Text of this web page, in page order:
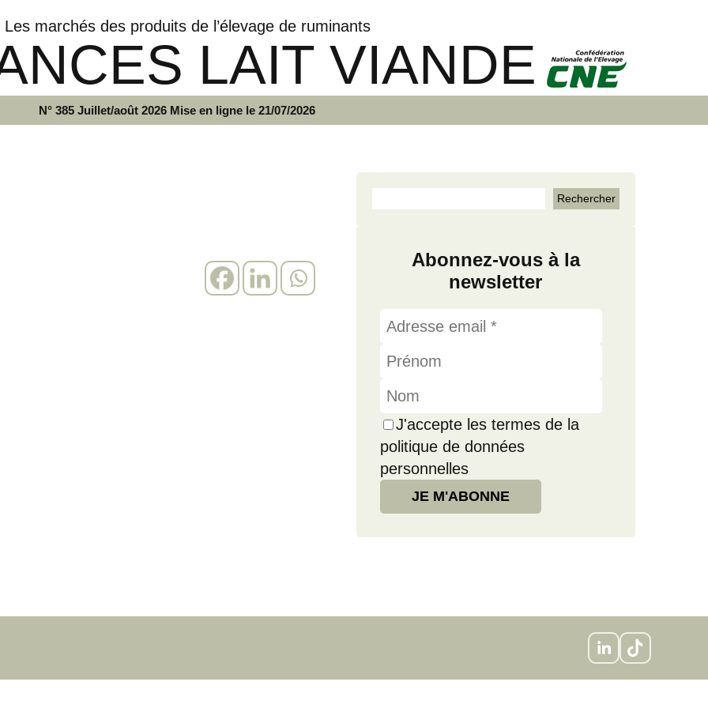
Les marchés des produits de l’élevage de ruminants
LAIT VIANDE
N° 385 Juillet/août 2026 Mise en ligne le 21/07/2026
Abonnez-vous à la
newsletter
J'accepte les termes de la
politique de données
personnelles